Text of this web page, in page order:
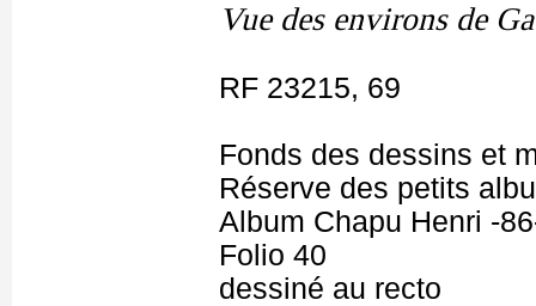
Vue des environs de
RF 23215, 69
Fonds des dessins et
Réserve des petits
Album Chapu Henri -
Folio 40
dessiné au recto